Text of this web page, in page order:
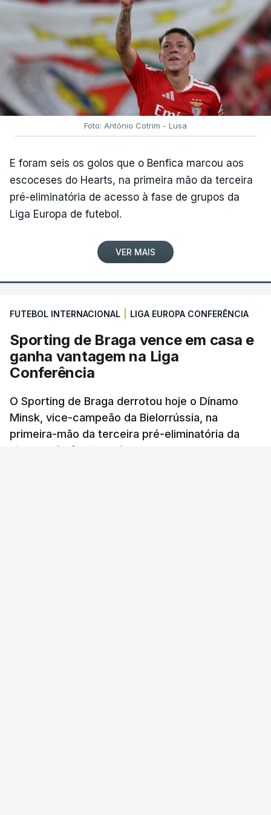
dos Descobrimentos, antecedida por uma curva a
cerca de 500 metros.
Rui Oliveira é seguido, na classificação geral, por
Rafael Reis (Anicolor-Campicarn), a três segundos,
e por Miguel Salgueiro (Tavira-Crédito Agrícola), a
nove, num pelotão com 117 corredores, após a
desistência de Noah Campos (Tavira-Crédito
Keogh (APS Pro Cycling by Team Cadence
Cycling), após concluir a etapa para além do
tempo de controlo.
Foto: António Cotrim - Lusa
E foram seis os golos que o Benfica marcou aos
escoceses do Hearts, na primeira mão da terceira
pré-eliminatória de acesso à fase de grupos da
Liga Europa de futebol.
VER MAIS
FUTEBOL INTERNACIONAL LIGA EUROPA CONFERÊNCIA
Sporting de Braga vence em casa e
ganha vantagem na Liga
Conferência
O Sporting de Braga derrotou hoje o Dínamo
Minsk, vice-campeão da Bielorrússia, na
primeira-mão da terceira pré-eliminatória da
Liga Conferência de futebol, com um golo